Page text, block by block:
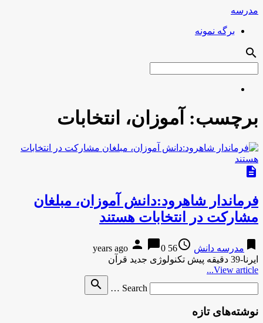
مدرسه
برگه نمونه
search
برچسب: آموزان، انتخابات
description
فرماندار شاهرود:دانش آموزان، مبلغان
مشارکت در انتخابات هستند
bookmark مدرسه دانش access_time
56 years ago
person chat_bubble0
ایرنا-39 دقیقه پیش تکنولوژی جدید قرآن
View article...
Search …
search
نوشته‌های تازه